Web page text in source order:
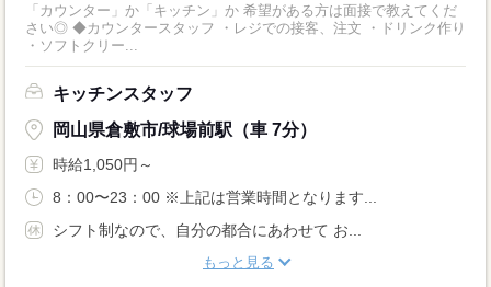
「カウンター」か「キッチン」か 希望がある方は面接で教えてくだ
さい◎ ◆カウンタースタッフ ・レジでの接客、注文 ・ドリンク作り
・ソフトクリー...
キッチンスタッフ
岡山県倉敷市/球場前駅（車 7分）
時給1,050円～
8：00〜23：00 ※上記は営業時間となります...
シフト制なので、自分の都合にあわせて お...
もっと見る